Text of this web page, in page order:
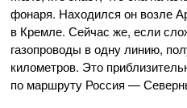
фонаря. Находился он возле
в Кремле. Сейчас же, если
газопроводы в одну линию,
километров. Это
по маршруту Россия —